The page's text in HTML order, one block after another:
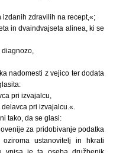
zdravilih na recept,«;
in dvaindvajseta alinea, ki se
nadomesti z vejico ter dodata
pri izvajalcu,
pri izvajalcu.«.
tako, da se glasi:
za pridobivanje podatka
ustanovitelj in hkrati